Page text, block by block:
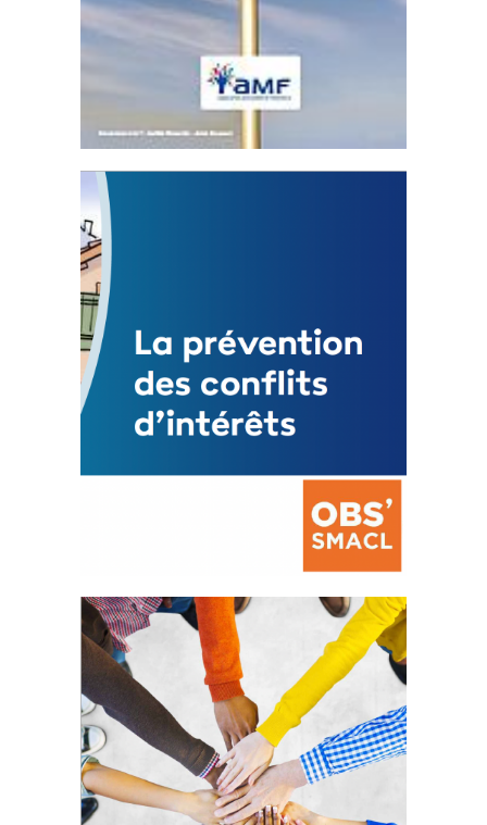
Statut de l’élu local
3 avril 2024
Mise à jour avril 2024
FEUILLETER
La prévention des conflits
d’intérêts
18 septembre 2023
FEUILLETER